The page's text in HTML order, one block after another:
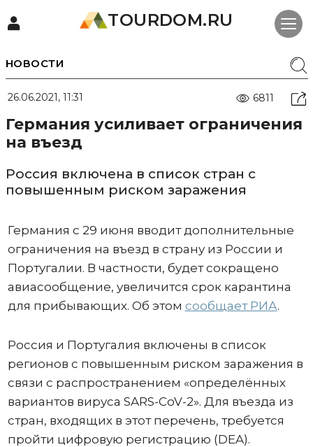
TOURDOM.RU
НОВОСТИ
26.06.2021, 11:31 6811
Германия усиливает ограничения
на въезд
Россия включена в список стран с
повышенным риском заражения
Германия с 29 июня вводит дополнительные
ограничения на въезд в страну из России и
Португалии. В частности, будет сокращено
авиасообщение, увеличится срок карантина
для прибывающих. Об этом сообщает РИА.
Россия и Португалия включены в список
регионов с повышенным риском заражения в
связи с распространением «определённых
вариантов вируса SARS-CoV-2». Для въезда из
стран, входящих в этот перечень, требуется
пройти цифровую регистрацию (DEA).